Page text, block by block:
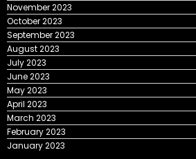
November 2023
October 2023
September 2023
August 2023
July 2023
June 2023
May 2023
April 2023
March 2023
February 2023
January 2023